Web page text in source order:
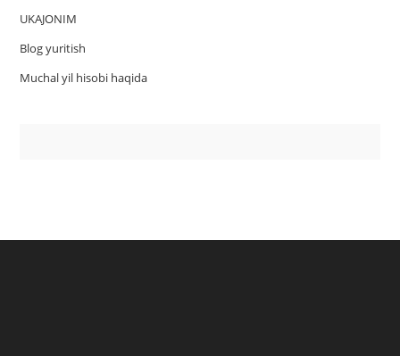
UKAJONIM
Blog yuritish
Muchal yil hisobi haqida